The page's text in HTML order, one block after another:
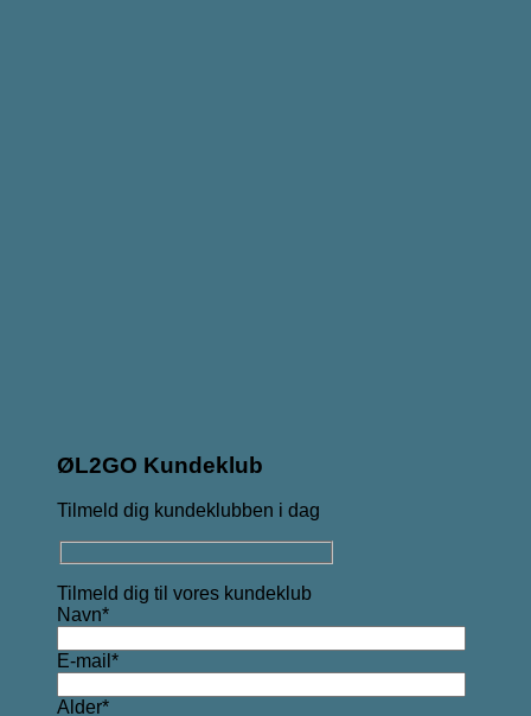
ØL2GO Kundeklub
Tilmeld dig kundeklubben i dag
Tilmeld dig til vores kundeklub
Navn*
E-mail*
Alder*